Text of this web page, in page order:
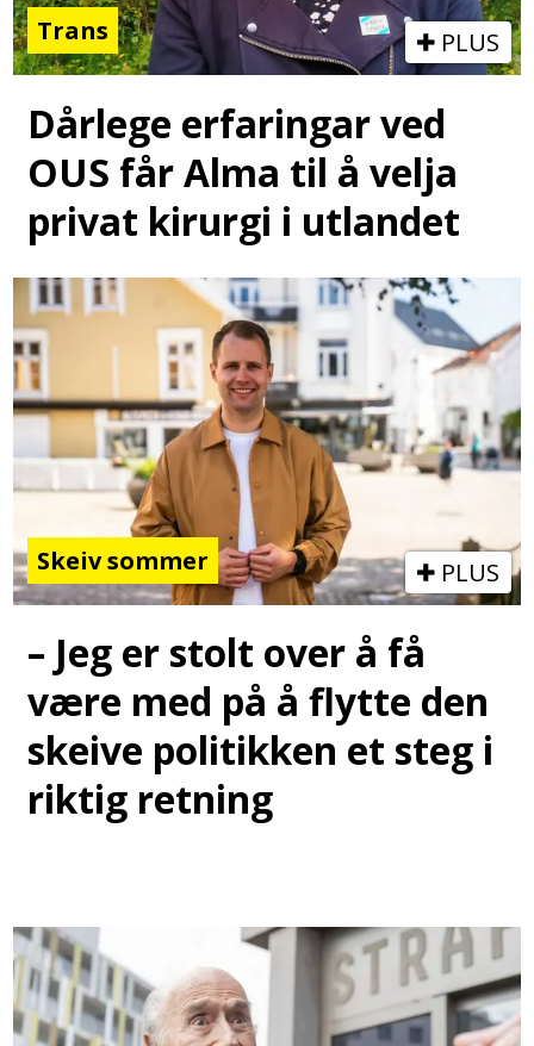
Trans PLUS
Dårlege erfaringar ved
OUS får Alma til å velja
privat kirurgi i utlandet
Skeiv sommer PLUS
– Jeg er stolt over å få
være med på å flytte den
skeive politikken et steg i
riktig retning